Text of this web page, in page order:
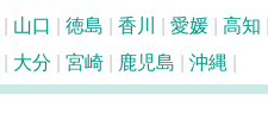
山口 徳島 香川 愛媛
高知
大分 宮崎 鹿児島 沖縄